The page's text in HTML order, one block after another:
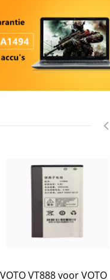
VOTO VT888 voor VOTO